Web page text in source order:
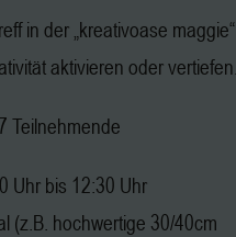
in der „kreativoase maggie“
aktivieren oder vertiefen.
Teilnehmende
Uhr bis 12:30 Uhr
(z.B. hochwertige 30/40cm